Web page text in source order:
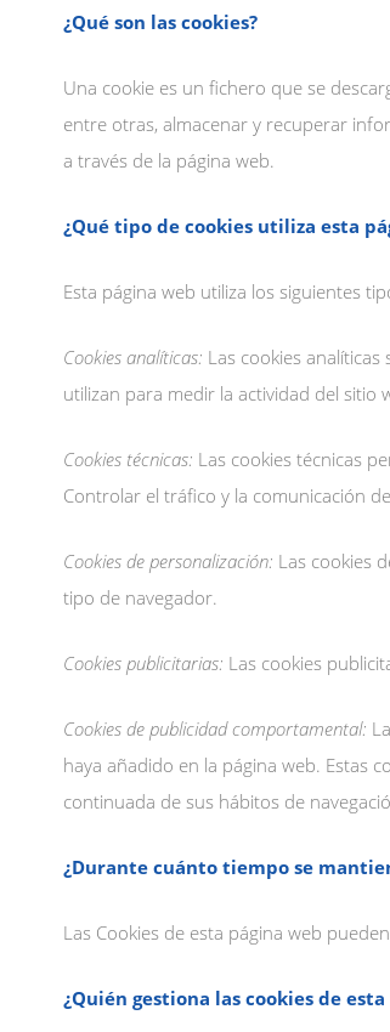
¿Qué son las cookies?
Una cookie es un fichero que se
entre otras, almacenar y recuperar
a través de la página web.
¿Qué tipo de cookies utiliza esta
Esta página web utiliza los siguientes
Cookies analíticas: Las cookies
utilizan para medir la actividad del sitio
Cookies técnicas: Las cookies técnicas
Controlar el tráfico y la comunicación
Cookies de personalización: Las cookies
tipo de navegador.
Cookies publicitarias: Las cookies
Cookies de publicidad comportamental:
haya añadido en la página web. Estas
continuada de sus hábitos de
¿Durante cuánto tiempo se
Las Cookies de esta página web
¿Quién gestiona las cookies de